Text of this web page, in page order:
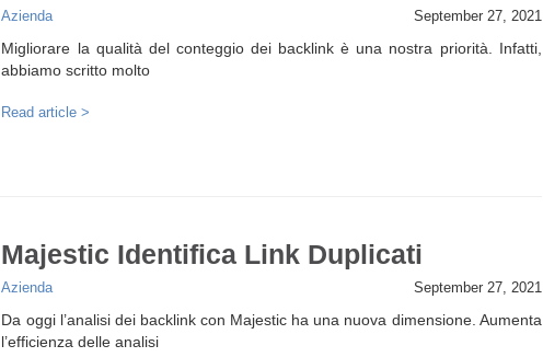
Azienda September 27, 2021
Migliorare la qualità del conteggio dei backlink è una nostra priorità. Infatti,
abbiamo scritto molto
Read article >
Majestic Identifica Link Duplicati
Azienda September 27, 2021
Da oggi l’analisi dei backlink con Majestic ha una nuova dimensione. Aumenta
l’efficienza delle analisi